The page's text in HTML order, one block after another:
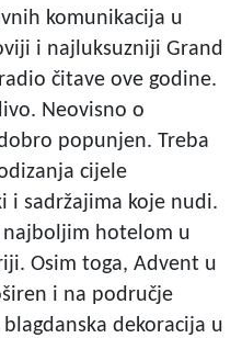
komunikacija u
i najluksuzniji Grand
čitave ove godine.
Neovisno o
popunjen. Treba
cijele
i sadržajima koje nudi.
najboljim hotelom u
Osim toga, Advent u
i na područje
dekoracija u